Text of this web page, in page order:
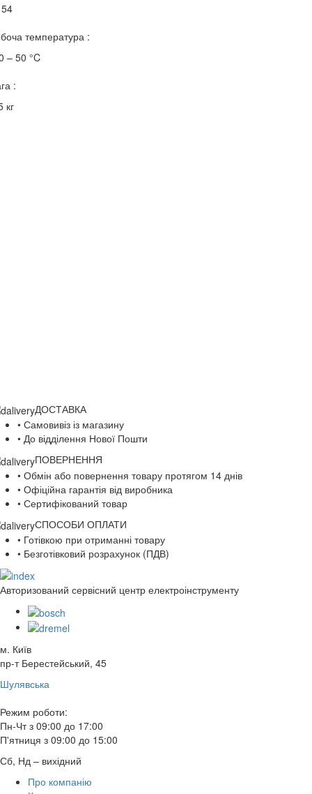
температура :
– 50 °C
:
кг
ДОСТАВКА
• Самовивіз із магазину
• До відділення Нової Пошти
ПОВЕРНЕННЯ
• Обмін або повернення товару протягом 14 днів
• Офіційна гарантія від виробника
• Сертифікований товар
СПОСОБИ ОПЛАТИ
• Готівкою при отриманні товару
• Безготівковий розрахунок (ПДВ)
Авторизований сервісний центр електроінструменту
м. Київ
пр-т Берестейський, 45
Шулявська
Режим роботи:
Пн-Чт з 09:00 до 17:00
П'ятниця з 09:00 до 15:00
Сб, Нд – вихідний
Про компанію